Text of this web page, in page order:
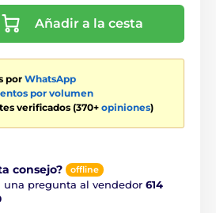
Añadir a la cesta
por WhatsApp
por volumen
verificados (370+ opiniones)
consejo? offline
una pregunta al vendedor 614